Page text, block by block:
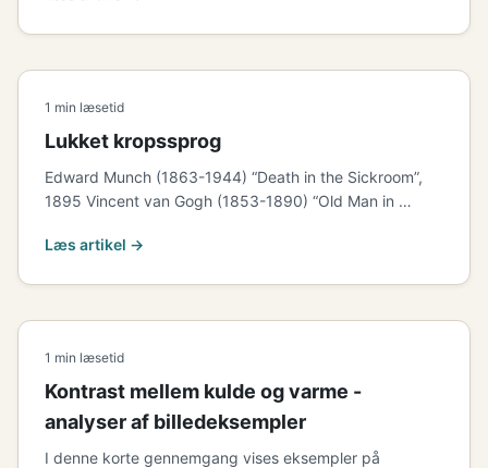
1 min læsetid
Lukket kropssprog
Edward Munch (1863-1944) “Death in the Sickroom”,
1895 Vincent van Gogh (1853-1890) “Old Man in …
Læs artikel →
1 min læsetid
Kontrast mellem kulde og varme -
analyser af billedeksempler
I denne korte gennemgang vises eksempler på